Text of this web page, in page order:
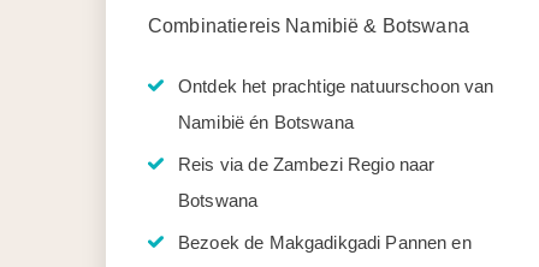
Combinatiereis Namibië & Botswana
Ontdek het prachtige natuurschoon van
Namibië én Botswana
Reis via de Zambezi Regio naar
Botswana
Bezoek de Makgadikgadi Pannen en